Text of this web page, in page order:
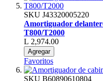
SKU J43320005220
Amortiguador
T800/T2000
L 2,974.00
Agregar
Favoritos
SKU B60890610804